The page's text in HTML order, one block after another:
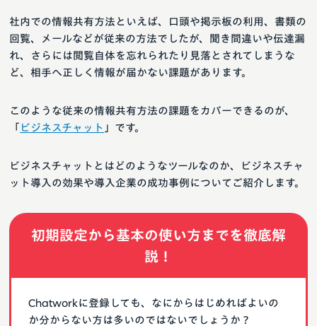
ビジネスチャットとはどのようなツールなのか、ビジネスチャ
ット導入の効果や導入企業の成功事例についてご紹介します。
このような従来の情報共有方法の課題をカバーできるのが、
ビジネスチャット 」です。
社内での情報共有方法といえば、口頭や掲示板の利用、書類の
回覧、メールなどが従来の方法でしたが、聞き間違いや伝達漏
れ、さらには閲覧自体を忘れられたり見落とされてしまうな
ど、相手へ正しく情報が届かない課題があります。
初期設定から基本の使い方までを徹底解
説！
Chatworkに登録しても、なにからはじめればよいの
か分からない方は多いのではないでしょうか？